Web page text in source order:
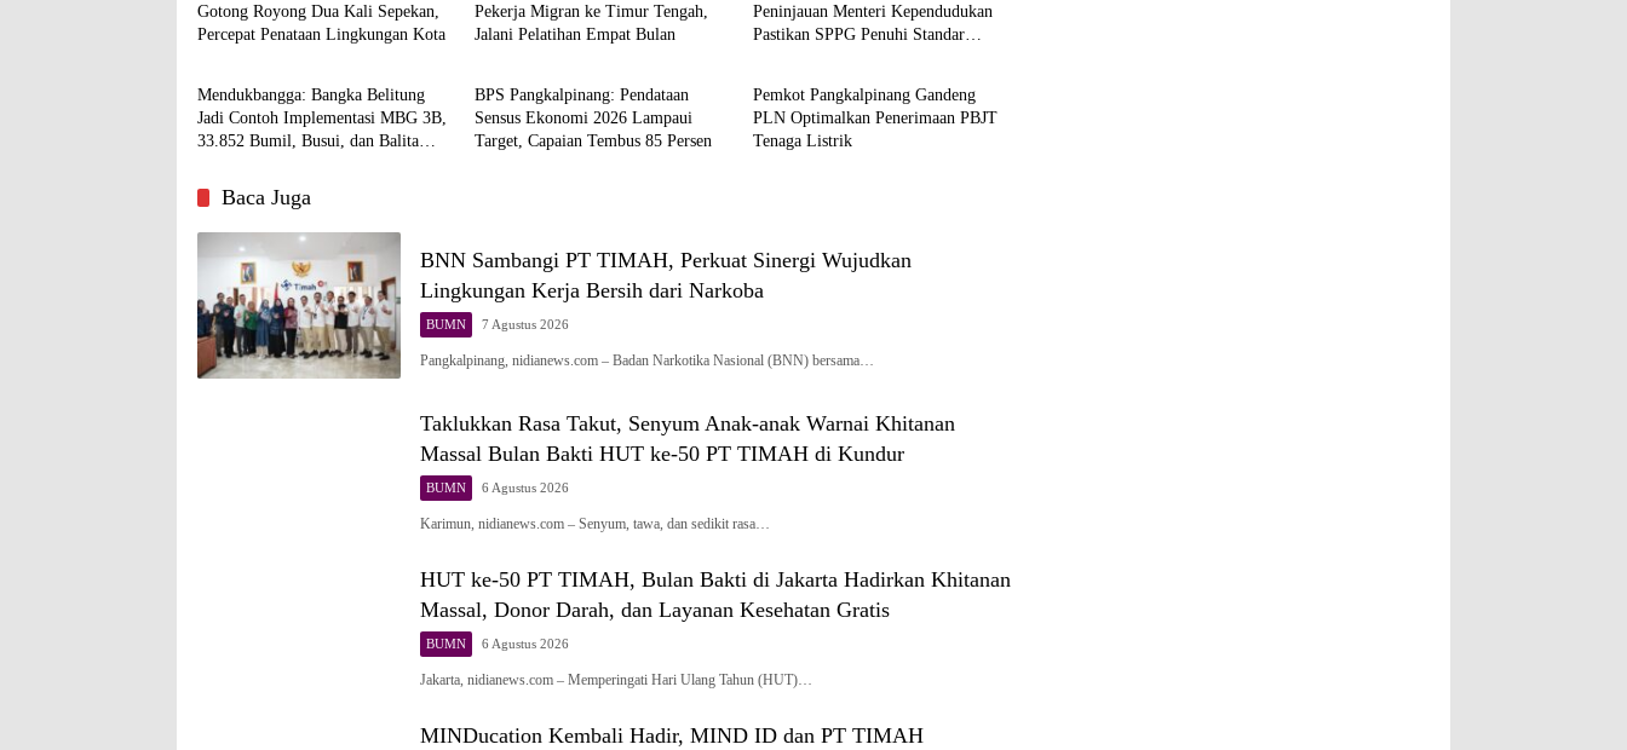
Gotong Royong Dua Kali Sepekan,
Percepat Penataan Lingkungan Kota
Pekerja Migran ke Timur Tengah,
Jalani Pelatihan Empat Bulan
Peninjauan Menteri Kependudukan
Pastikan SPPG Penuhi Standar
Pangkalpinang
Mendukbangga: Bangka Belitung
Jadi Contoh Implementasi MBG 3B,
33.852 Bumil, Busui, dan Balita
BPS Pangkalpinang: Pendataan
Sensus Ekonomi 2026 Lampaui
Target, Capaian Tembus 85 Persen
Pemkot Pangkalpinang Gandeng
PLN Optimalkan Penerimaan PBJT
Tenaga Listrik
Baca Juga
BNN Sambangi PT TIMAH, Perkuat Sinergi Wujudkan
Lingkungan Kerja Bersih dari Narkoba
BUMN 7 Agustus 2026
Pangkalpinang, nidianews.com – Badan Narkotika Nasional (BNN) bersama…
Taklukkan Rasa Takut, Senyum Anak-anak Warnai Khitanan
Massal Bulan Bakti HUT ke-50 PT TIMAH di Kundur
BUMN 6 Agustus 2026
Karimun, nidianews.com – Senyum, tawa, dan sedikit rasa…
HUT ke-50 PT TIMAH, Bulan Bakti di Jakarta Hadirkan Khitanan
Massal, Donor Darah, dan Layanan Kesehatan Gratis
BUMN 6 Agustus 2026
Jakarta, nidianews.com – Memperingati Hari Ulang Tahun (HUT)…
MINDucation Kembali Hadir, MIND ID dan PT TIMAH